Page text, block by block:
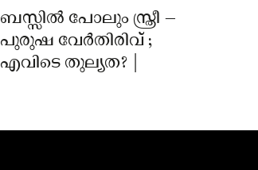
ബസ്സിൽ പോലും സ്ത്രീ –
പുരുഷ വേർതിരിവ് ;
എവിടെ തുല്യത? |